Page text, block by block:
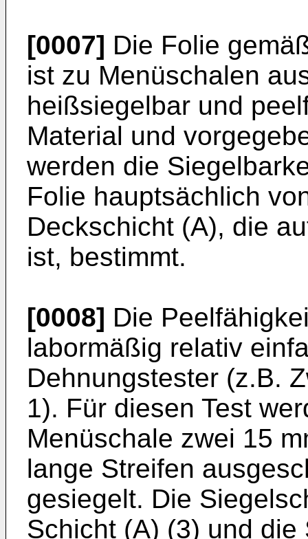
[0007] Die Folie
ist zu Menüschalen
heißsiegelbar und
Material und
werden die
Folie hauptsächlich
Deckschicht (A), die
ist, bestimmt.
[0008] Die
labormäßig relativ
Dehnungstester (z.B.
1). Für diesen Test
Menüschale zwei 15
lange Streifen
gesiegelt. Die
Schicht (A) (3) und